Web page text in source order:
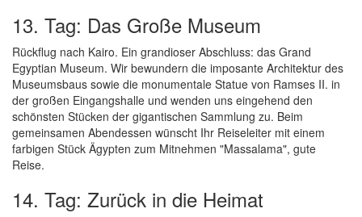
13. Tag: Das Große Museum
Rückflug nach Kairo. Ein grandioser Abschluss: das Grand
Egyptian Museum. Wir bewundern die imposante Architektur des
Museumsbaus sowie die monumentale Statue von Ramses II. in
der großen Eingangshalle und wenden uns eingehend den
schönsten Stücken der gigantischen Sammlung zu. Beim
gemeinsamen Abendessen wünscht Ihr Reiseleiter mit einem
farbigen Stück Ägypten zum Mitnehmen "Massalama", gute
Reise.
14. Tag: Zurück in die Heimat